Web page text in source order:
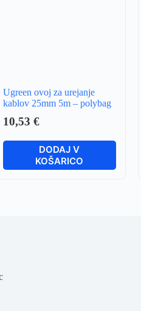
Ugreen ovoj za urejanje
kablov 25mm 5m – polybag
10,53 €
DODAJ V
KOŠARICO